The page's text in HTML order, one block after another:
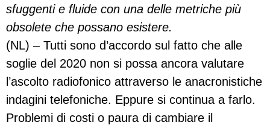
sfuggenti e fluide con una delle metriche più
obsolete che possano esistere.
(NL) – Tutti sono d’accordo sul fatto che alle
soglie del 2020 non si possa ancora valutare
l’ascolto radiofonico attraverso le anacronistiche
indagini telefoniche. Eppure si continua a farlo.
Problemi di costi o paura di cambiare il